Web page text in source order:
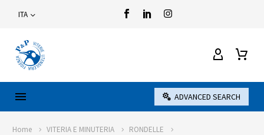
ITA
ADVANCED SEARCH
Home VITERIA E MINUTERIA
RONDELLE